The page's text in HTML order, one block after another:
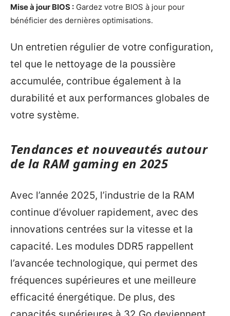
Mise à jour BIOS : Gardez votre BIOS à jour pour
bénéficier des dernières optimisations.
Un entretien régulier de votre configuration,
tel que le nettoyage de la poussière
accumulée, contribue également à la
durabilité et aux performances globales de
votre système.
Tendances et nouveautés autour
de la RAM gaming en 2025
Avec l’année 2025, l’industrie de la RAM
continue d’évoluer rapidement, avec des
innovations centrées sur la vitesse et la
capacité. Les modules DDR5 rappellent
l’avancée technologique, qui permet des
fréquences supérieures et une meilleure
efficacité énergétique. De plus, des